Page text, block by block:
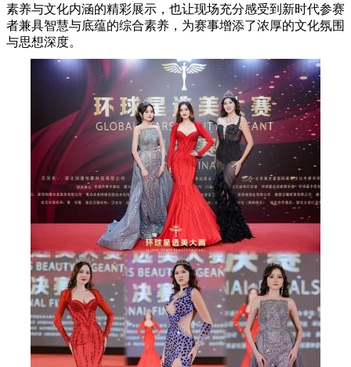
素养与文化内涵的精彩展示，也让现场充分感受到新时代参赛
者兼具智慧与底蕴的综合素养，为赛事增添了浓厚的文化氛围
与思想深度。